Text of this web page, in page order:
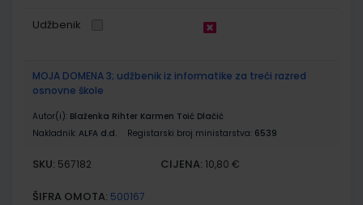
Udžbenik
MOJA DOMENA 3; udžbenik iz informatike za treći razred
osnovne škole
Autor(i): Blaženka Rihter Karmen Toić Dlačić
Nakladnik: ALFA d.d. Registarski broj ministarstva: 6539
SKU: 567182 CIJENA: 10,80 €
ŠIFRA OMOTA: 500167